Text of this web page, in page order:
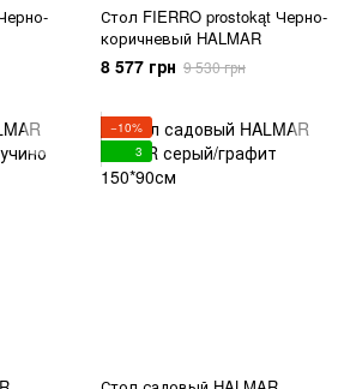
Стол FIERRO prostokąt Черно-
коричневый HALMAR
8 577 грн 9 530 грн
−10%
3